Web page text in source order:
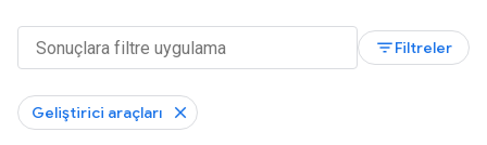
filter_listFiltreler
Geliştirici araçları